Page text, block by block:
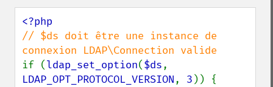
// $ds doit être une instance de
if (ldap_set_option($ds
LDAP_OPT_PROTOCOL_VERSION, 3 )) {